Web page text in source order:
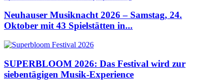
Neuhauser Musiknacht 2026 – Samstag, 24.
Oktober mit 43 Spielstätten in...
SUPERBLOOM 2026: Das Festival wird zur
siebentägigen Musik-Experience